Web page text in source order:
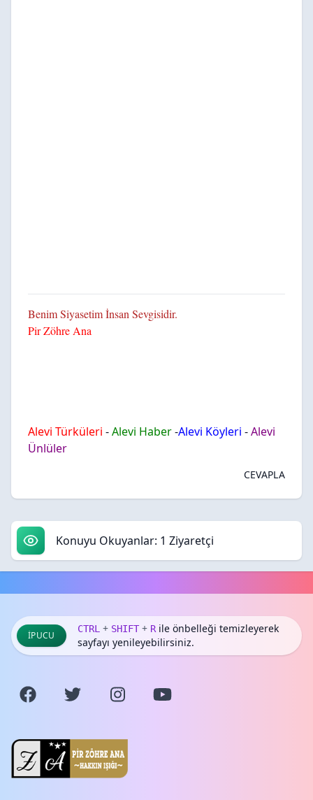
Benim Siyasetim İnsan Sevgisidir.
Pir Zöhre Ana
Alevi Türküleri -Alevi Haber-Alevi Köyleri -Alevi
Ünlüler
CEVAPLA
Konuyu Okuyanlar: 1 Ziyaretçi
İPUCU
CTRL + SHIFT + Rile önbelleği temizleyerek
sayfayı yenileyebilirsiniz.